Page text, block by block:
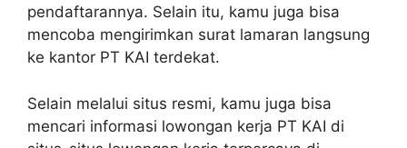
pendaftarannya. Selain itu, kamu juga bisa
mencoba mengirimkan surat lamaran langsung
ke kantor PT KAI terdekat.
Selain melalui situs resmi, kamu juga bisa
mencari informasi lowongan kerja PT KAI di